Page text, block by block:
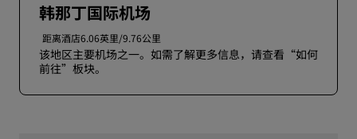
韩那丁国际机场
距离酒店6.06英里/9.76公里
该地区主要机场之一。如需了解更多信息，请查看“如何
前往”板块。